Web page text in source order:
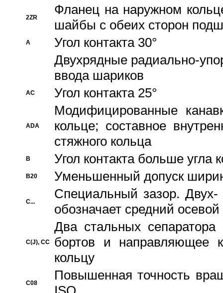
2ZR
Фланец на наружном
шайбы с обеих сторон
A
Угол контакта 30°
Двухрядные радиально-
ввода шариков
AC Угол контакта 25°
ADA
Модифицированные
кольце; составное
стяжного кольца
B Угол контакта больше угла
B20 Уменьшенный допуск
C...
Специальный зазор.
обозначает средний
C(J), CC
Два стальных сепаратора
бортов и направляющее
кольцу
C08
Повышенная точность